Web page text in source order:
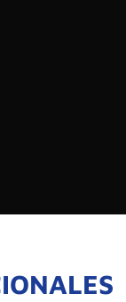
EQUIPO